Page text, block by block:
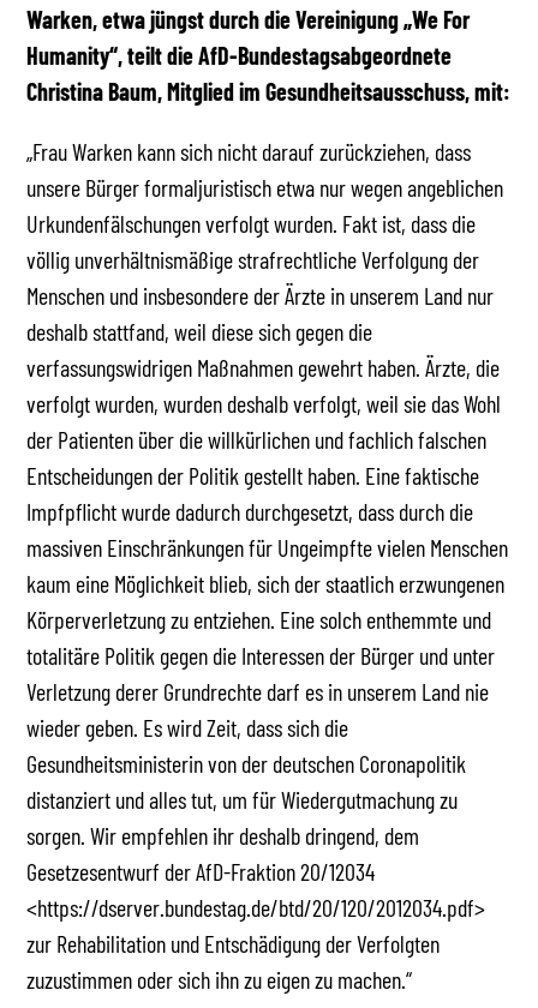
Warken, etwa jüngst durch die Vereinigung „We For
Humanity“, teilt die AfD-Bundestagsabgeordnete
Christina Baum, Mitglied im Gesundheitsausschuss, mit:
„Frau Warken kann sich nicht darauf zurückziehen, dass
unsere Bürger formaljuristisch etwa nur wegen angeblichen
Urkundenfälschungen verfolgt wurden. Fakt ist, dass die
völlig unverhältnismäßige strafrechtliche Verfolgung der
Menschen und insbesondere der Ärzte in unserem Land nur
deshalb stattfand, weil diese sich gegen die
verfassungswidrigen Maßnahmen gewehrt haben. Ärzte, die
verfolgt wurden, wurden deshalb verfolgt, weil sie das Wohl
der Patienten über die willkürlichen und fachlich falschen
Entscheidungen der Politik gestellt haben. Eine faktische
Impfpflicht wurde dadurch durchgesetzt, dass durch die
massiven Einschränkungen für Ungeimpfte vielen Menschen
kaum eine Möglichkeit blieb, sich der staatlich erzwungenen
Körperverletzung zu entziehen. Eine solch enthemmte und
totalitäre Politik gegen die Interessen der Bürger und unter
Verletzung derer Grundrechte darf es in unserem Land nie
wieder geben. Es wird Zeit, dass sich die
Gesundheitsministerin von der deutschen Coronapolitik
distanziert und alles tut, um für Wiedergutmachung zu
sorgen. Wir empfehlen ihr deshalb dringend, dem
Gesetzesentwurf der AfD-Fraktion 20/12034
<https://dserver.bundestag.de/btd/20/120/2012034.pdf>
zur Rehabilitation und Entschädigung der Verfolgten
zuzustimmen oder sich ihn zu eigen zu machen.“